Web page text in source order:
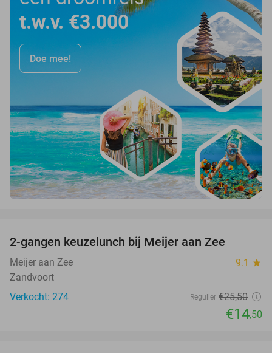
t.w.v. €3.000
Doe mee!
2-gangen keuzelunch bij Meijer aan Zee
Meijer aan Zee 9.1 star
Zandvoort
Verkocht: 274
Regulier €25,50
€14,50